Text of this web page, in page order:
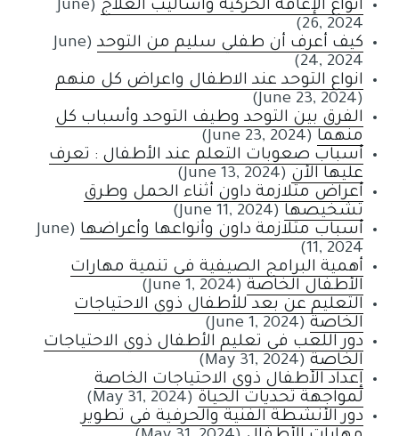
أنواع الإعاقة الحركية واساليب العلاج
(June
26, 2024)
كيف أعرف أن طفلي سليم من التوحد
(June
24, 2024)
انواع التوحد عند الاطفال واعراض كل منهم
(June 23, 2024)
الفرق بين التوحد وطيف التوحد وأسباب كل
منهما (June 23, 2024)
أسباب صعوبات التعلم عند الأطفال : تعرف
عليها الأن (June 13, 2024)
أعراض متلازمة داون أثناء الحمل وطرق
تشخيصها (June 11, 2024)
أسباب متلازمة داون وأنواعها وأعراضها
(June
11, 2024)
أهمية البرامج الصيفية في تنمية مهارات
الأطفال الخاصة (June 1, 2024)
التعليم عن بعد للأطفال ذوي الاحتياجات
الخاصة (June 1, 2024)
دور اللعب في تعليم الأطفال ذوي الاحتياجات
الخاصة (May 31, 2024)
إعداد الأطفال ذوي الاحتياجات الخاصة
لمواجهة تحديات الحياة (May 31, 2024)
دور الأنشطة الفنية والحرفية في تطوير